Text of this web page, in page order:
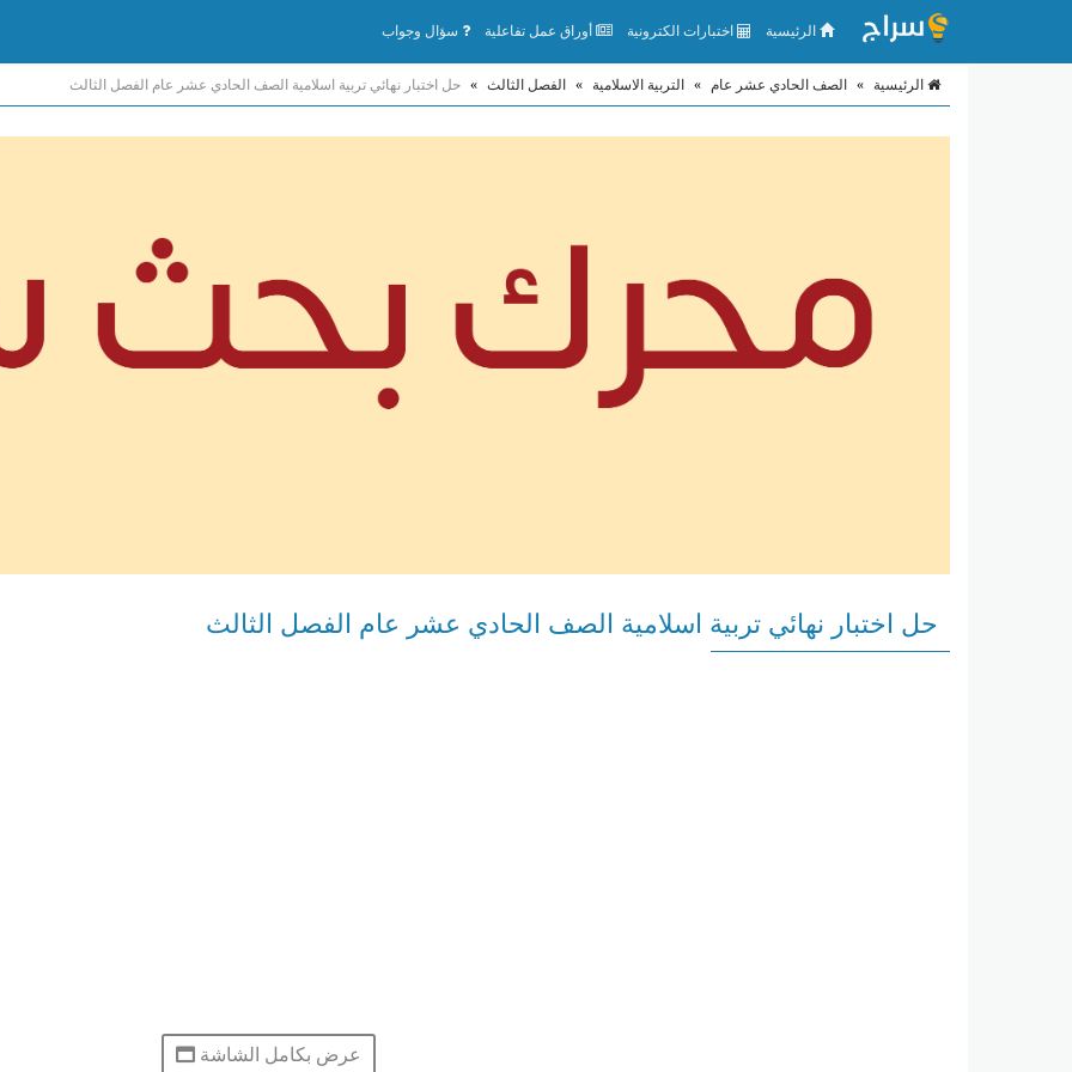
الرئيسية اختبارات الكترونية أوراق عمل تفاعلية سؤال وجواب
الرئيسية » الصف الحادي عشر عام » التربية الاسلامية » الفصل الثالث » حل اختبار نهائي تربية اسلامية الصف الحادي عشر عام الفصل الثالث
حل اختبار نهائي تربية اسلامية الصف الحادي عشر عام الفصل الثالث
عرض بكامل الشاشة